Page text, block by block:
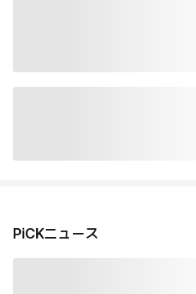
PiCKニュース